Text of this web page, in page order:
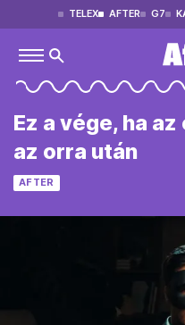
TELEX AFTER G7
Ez a vége, ha
az orra után
AFTER